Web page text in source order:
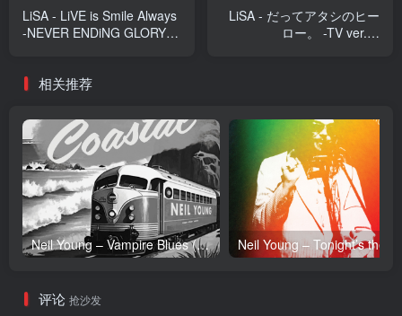
LiSA - LiVE is Smile Always
-NEVER ENDiNG GLORY-
48.0kHz】日本区
LiSA - だってアタシのヒー
ロー。 -TV ver.- -
相关推荐
Neil Young – Vampire Blues (Live) – Single(054391239303)【24bit／96.0kHz】土耳其区
评论 抢沙发